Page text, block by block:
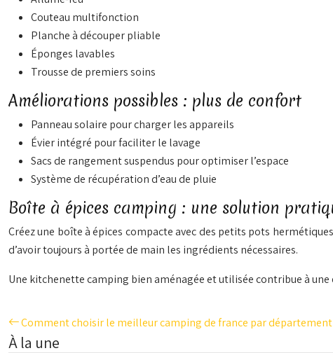
Couteau multifonction
Planche à découper pliable
Éponges lavables
Trousse de premiers soins
Améliorations possibles : plus de confort
Panneau solaire pour charger les appareils
Évier intégré pour faciliter le lavage
Sacs de rangement suspendus pour optimiser l’espace
Système de récupération d’eau de pluie
Boîte à épices camping : une solution
Créez une boîte à épices compacte avec des petits pots
d’avoir toujours à portée de main les ingrédients nécessaires.
Une kitchenette camping bien aménagée et utilisée contribue à
Comment choisir le meilleur camping de france par département
À la une